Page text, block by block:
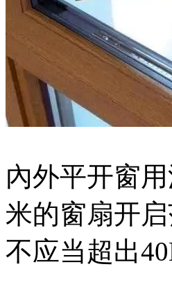
內外平开窗
米的窗扇开
不应当超出